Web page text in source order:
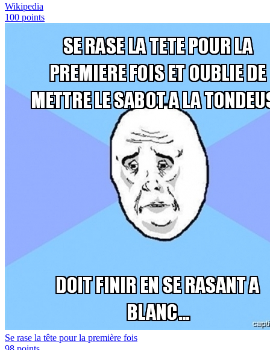
Wikipedia
100 points
Se rase la tête pour la première fois